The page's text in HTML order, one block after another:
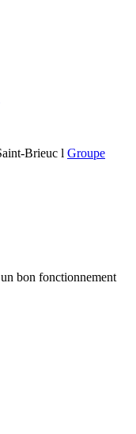
Brieuc l Groupe
bon fonctionnement